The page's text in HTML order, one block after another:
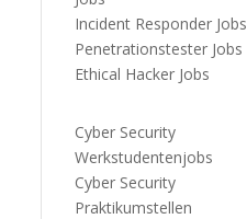
Incident Responder Jobs
Penetrationstester Jobs
Ethical Hacker Jobs
Cyber Security
Werkstudentenjobs
Cyber Security
Praktikumstellen